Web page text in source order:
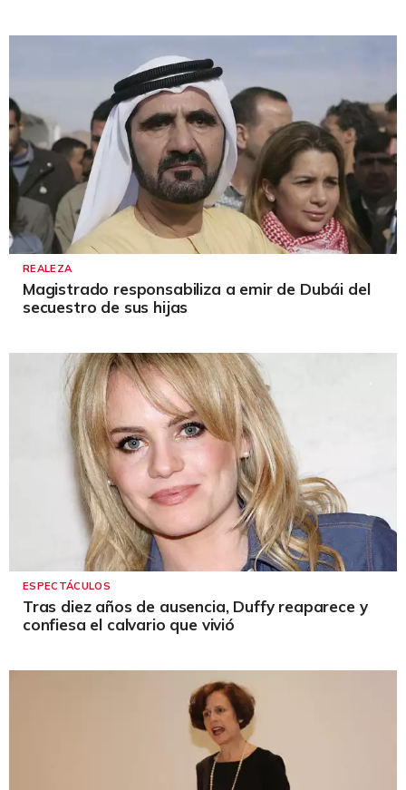
REALEZA
Magistrado responsabiliza a emir de Dubái del
secuestro de sus hijas
ESPECTÁCULOS
Tras diez años de ausencia, Duffy reaparece y
confiesa el calvario que vivió